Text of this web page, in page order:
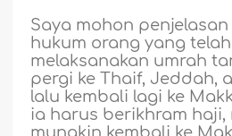
Saya mohon
hukum orang yang
melaksanakan umrah
pergi ke Thaif, Jeddah,
lalu kembali lagi ke
ia harus berikhram haji,
mungkin kembali ke